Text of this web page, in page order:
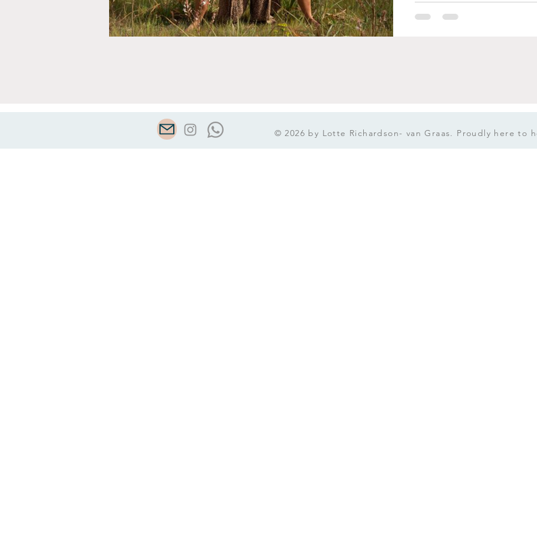
© 2026 by Lotte Richardson- van Graas. Proudly here to